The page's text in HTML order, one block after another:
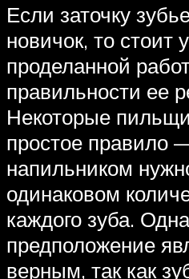
Если заточку
новичок, то стоит
проделанной
правильности ее
Некоторые
простое правило
напильником
одинаковом
каждого зуба.
предположение
верным, так как